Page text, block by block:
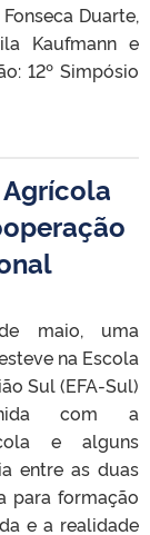
Duarte,
Kaufmann e
12º Simpósio
Agrícola
maio, uma
na Escola
Sul (EFA-Sul)
com a
e alguns
entre as duas
para formação
e a realidade